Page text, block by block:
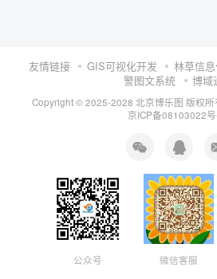
友情链接 GIS可视化开发 林草信
警图文系统
博域
Copyright © 2025-2028 北京博乐图 版权所
京ICP备08103022号
公众号 微信客服